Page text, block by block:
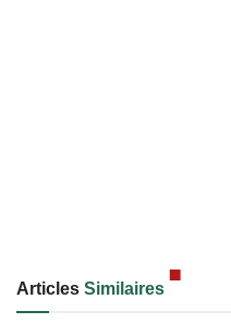
Articles Similaires